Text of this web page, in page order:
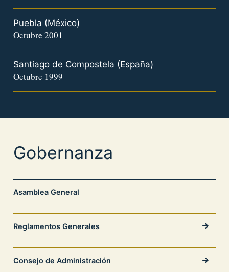
Puebla (México)
Octubre 2001
Santiago de Compostela (España)
Octubre 1999
Gobernanza
Asamblea General
Reglamentos Generales
Consejo de Administración